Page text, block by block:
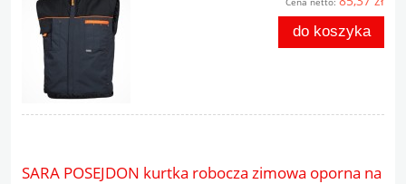
do koszyka
SARA POSEJDON kurtka robocza zimowa oporna na